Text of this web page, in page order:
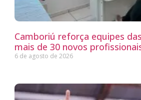
Camboriú reforça equipes
mais de 30 novos
6 de agosto de 2026